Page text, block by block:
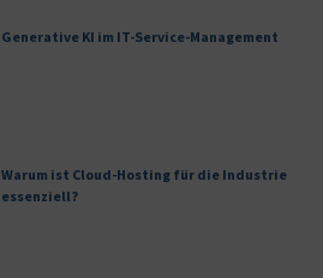
Generative KI im IT-Service-Management
Warum ist Cloud-Hosting für die Industrie
essenziell?